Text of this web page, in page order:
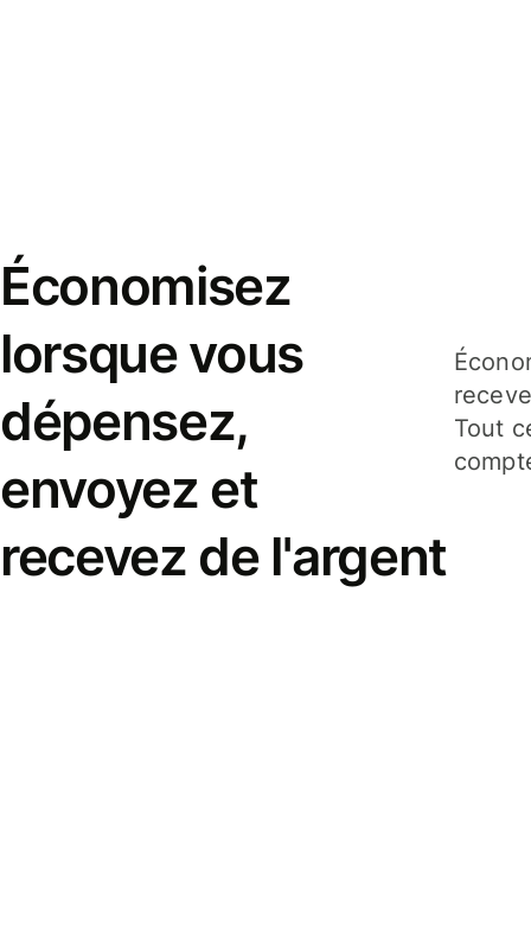
Économisez
lorsque vous
dépensez,
envoyez et
recevez de l'argent
Tout